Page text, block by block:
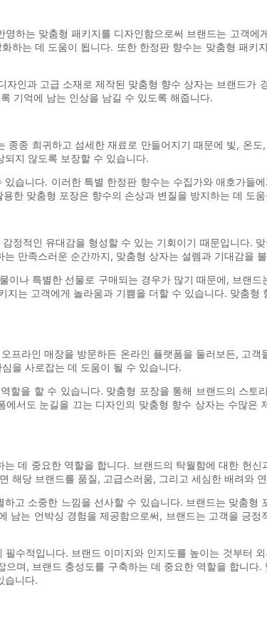
하는 맞춤형 패키지를 디자인함으로써 브랜드는 고객에
하는 데 도움이 됩니다. 또한 한정판 향수는 맞춤형 패키
인과 고급 소재로 제작된 맞춤형 향수 상자는 브랜드가
기억에 남는 인상을 남길 수 있도록 해줍니다.
종 희귀하고 섬세한 재료로 만들어지기 때문에 빛, 온
지 않도록 보장할 수 있습니다.
습니다. 이러한 특별 한정판 향수는 수집가와 애호가들
한 맞춤형 포장은 향수의 손상과 변질을 방지하는 데 도
정적인 유대감을 형성할 수 있는 기회이기 때문입니다.
만족스러운 순간까지, 맞춤형 상자는 설렘과 기대감을
나 특별한 선물로 구매되는 경우가 많기 때문에, 브랜
는 고객에게 놀라움과 기쁨을 더할 수 있습니다. 맞춤형
라인 매장을 방문하든 온라인 플랫폼을 둘러보든, 고객
을 사로잡는 데 도움이 될 수 있습니다.
을 할 수 있습니다. 맞춤형 포장을 통해 브랜드의 스토
서도 눈길을 끄는 디자인의 맞춤형 향수 상자는 수많은
데 중요한 역할을 합니다. 브랜드의 탁월함에 대한 헌
해당 브랜드를 품질, 고급스러움, 그리고 세심한 배려와
고 소중한 느낌을 선사할 수 있습니다. 브랜드는 맞춤형
는 언박싱 경험을 제공함으로써, 브랜드는 고객을 긍
수적입니다. 브랜드 이미지와 인지도를 높이는 것부터
며, 브랜드 충성도를 구축하는 데 중요한 역할을 합니다
습니다.